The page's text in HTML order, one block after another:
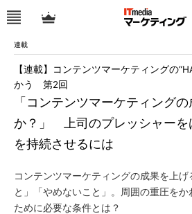
連載
「コンテンツマーケティング
か？」 上司のプレッシャーを
を持続させるには
【連載】コンテンツマーケティングの
かう 第2回
コンテンツマーケティングの成果を上げ
と」「やめないこと」。周囲の重圧を
ために必要な条件とは？